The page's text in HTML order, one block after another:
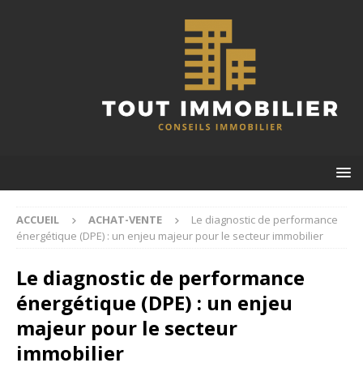
ACCUEIL ACHAT-VENTE
Le diagnostic de performance
énergétique (DPE) : un enjeu majeur pour le secteur immobilier
Le diagnostic de performance
énergétique (DPE) : un enjeu
majeur pour le secteur
immobilier